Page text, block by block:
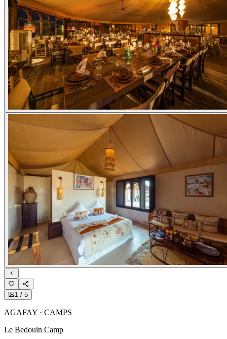
1 / 5
AGAFAY · CAMPS
Le Bedouin Camp